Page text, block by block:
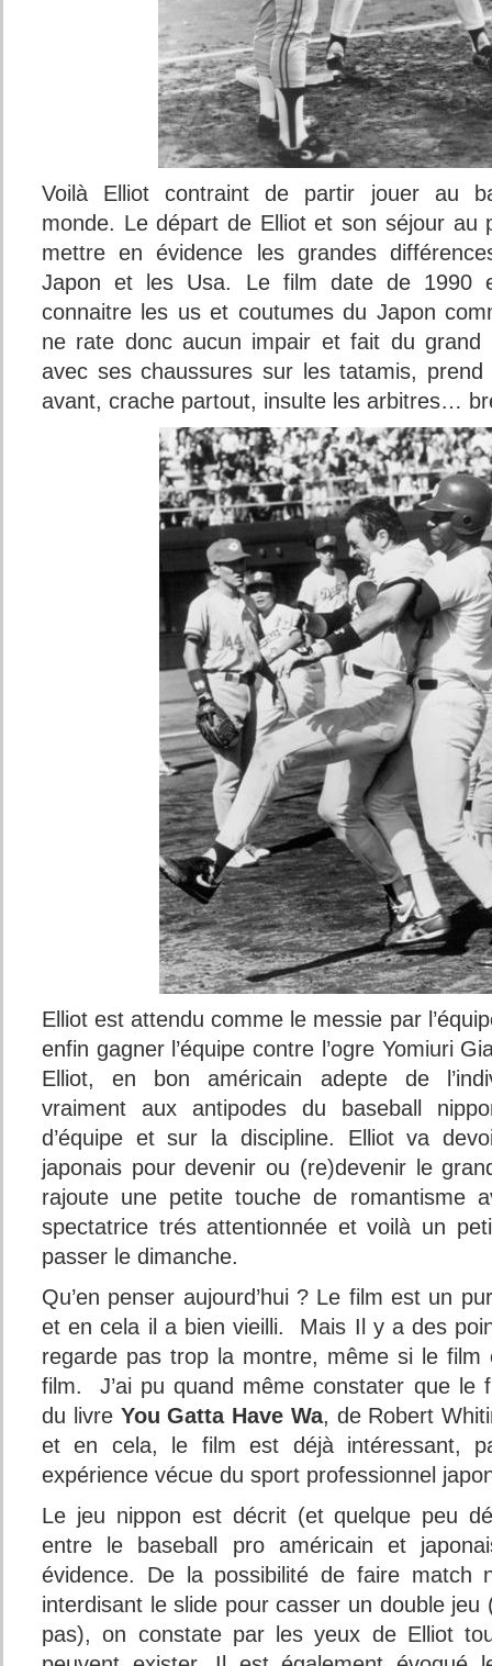
Voilà Elliot contraint de partir jouer au
monde. Le départ de Elliot et son séjour au
mettre en évidence les grandes
Japon et les Usa. Le film date de 1990
connaitre les us et coutumes du Japon
ne rate donc aucun impair et fait du grand
avec ses chaussures sur les tatamis,
avant, crache partout, insulte les arbitres…
Elliot est attendu comme le messie par
enfin gagner l’équipe contre l’ogre Yomiuri
Elliot, en bon américain adepte de
vraiment aux antipodes du baseball
d’équipe et sur la discipline. Elliot va
japonais pour devenir ou (re)devenir le
rajoute une petite touche de romantisme
spectatrice trés attentionnée et voilà un
passer le dimanche.
Qu’en penser aujourd’hui ? Le film est un
et en cela il a bien vieilli. Mais Il y a des
regarde pas trop la montre, même si le film
film. J’ai pu quand même constater que le
du livre You Gatta Have Wa, de Robert
et en cela, le film est déjà intéressant,
expérience vécue du sport professionnel
Le jeu nippon est décrit (et quelque peu
entre le baseball pro américain et
évidence. De la possibilité de faire match
interdisant le slide pour casser un double
pas), on constate par les yeux de Elliot